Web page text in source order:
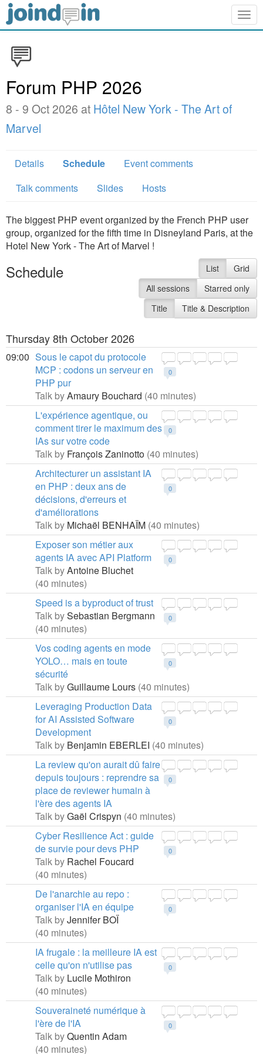
Forum PHP 2026
8 - 9 Oct 2026 at Hôtel New York - The Art of
Marvel
Details Schedule
Event comments
Talk comments
Slides Hosts
The biggest PHP event organized by the French PHP user
group, organized for the fifth time in Disneyland Paris, at the
Hotel New York - The Art of Marvel !
Schedule List
Grid
All sessions
Starred only
Title
Title & Description
Thursday 8th October 2026
09:00
0
Sous le capot du protocole
MCP : codons un serveur en
PHP pur
Talk byAmaury Bouchard (40 minutes)
0
L'expérience agentique, ou
comment tirer le maximum des
IAs sur votre code
Talk by François Zaninotto (40 minutes)
0
Architecturer un assistant IA
en PHP : deux ans de
décisions, d'erreurs et
d'améliorations
Talk by Michaël BENHAÏM (40 minutes)
0
Exposer son métier aux
agents IA avec API Platform
Talk byAntoine Bluchet
(40 minutes)
0
Speed is a byproduct of trust
Talk bySebastian Bergmann
(40 minutes)
0
Vos coding agents en mode
YOLO… mais en toute
sécurité
Talk byGuillaume Lours (40 minutes)
0
Leveraging Production Data
for AI Assisted Software
Development
Talk by Benjamin EBERLEI (40 minutes)
0
La review qu'on aurait dû faire
depuis toujours : reprendre sa
place de reviewer humain à
l'ère des agents IA
Talk byGaël Crispyn (40 minutes)
0
Cyber Resilience Act : guide
de survie pour devs PHP
Talk by Rachel Foucard
(40 minutes)
0
De l'anarchie au repo :
organiser l'IA en équipe
Talk byJennifer BOÏ
(40 minutes)
0
IA frugale : la meilleure IA est
celle qu'on n'utilise pas
Talk by Lucile Mothiron
(40 minutes)
0
Souveraineté numérique à
l'ère de l'IA
Talk byQuentin Adam
(40 minutes)